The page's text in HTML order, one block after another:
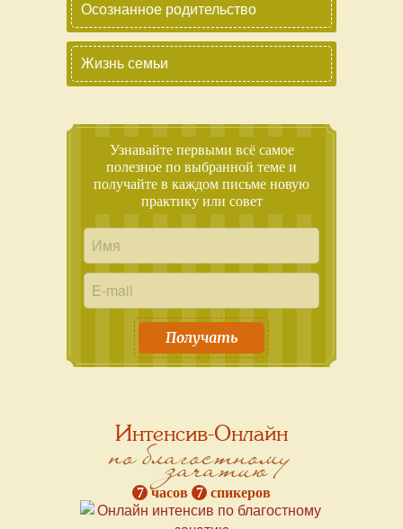
Осознанное родительство
Жизнь семьи
Узнавайте первыми всё самое
полезное по выбранной теме и
получайте в каждом письме новую
практику или совет
Получать
Интенсив-Онлайн
по благостному
зачатию
7 часов 7 спикеров